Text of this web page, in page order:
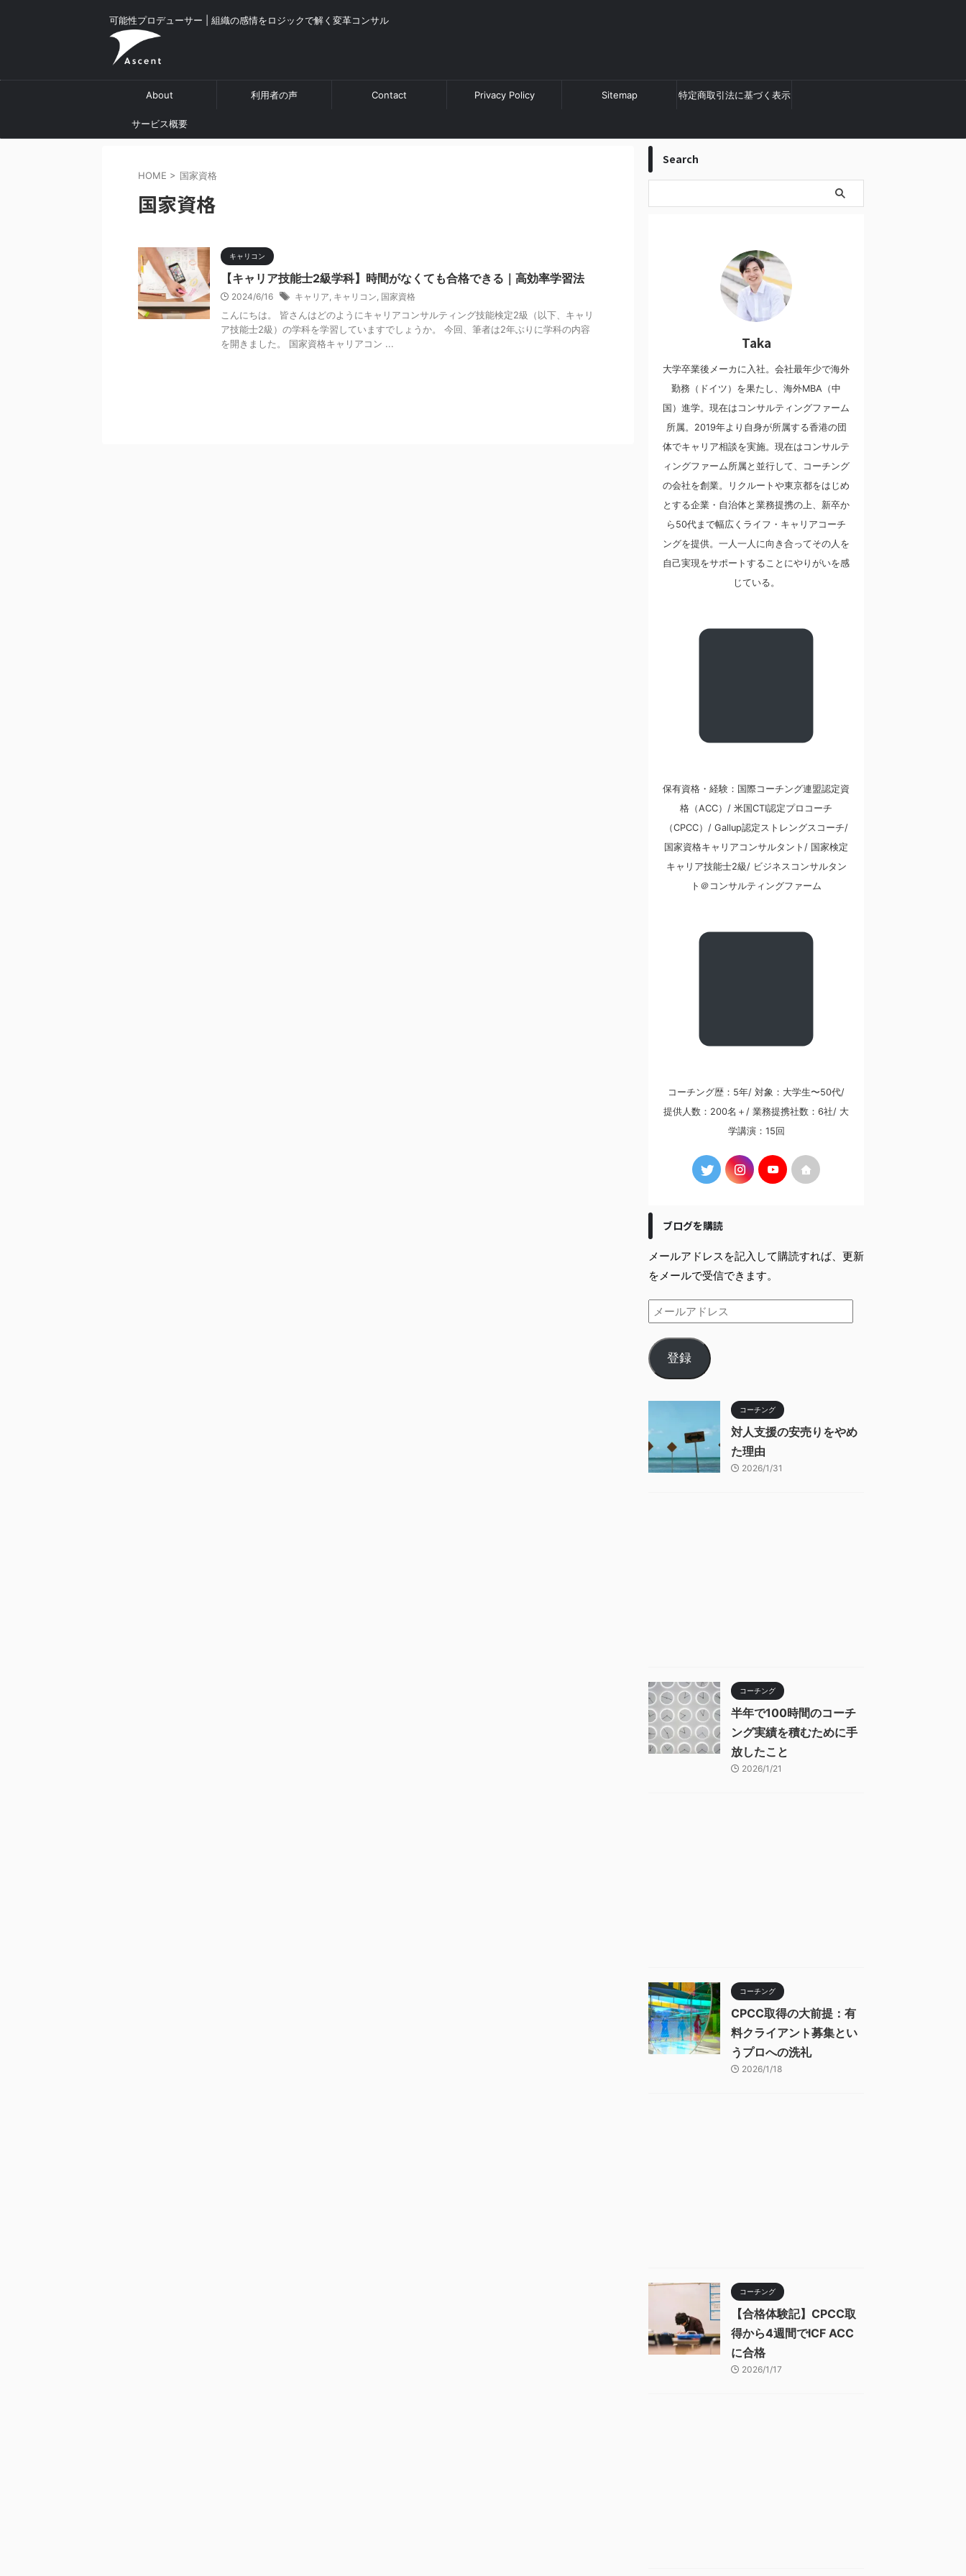
可能性プロデューサー | 組織の感情をロジックで解く変革コンサル
About 利用者の声 Contact Privacy Policy Sitemap 特定商取引法に基づく表示
サービス概要
HOME > 国家資格
国家資格
キャリコン
【キャリア技能士2級学科】時間がなくても合格できる｜高効率学習法
2024/6/16 キャリア, キャリコン, 国家資格
こんにちは。 皆さんはどのようにキャリアコンサルティング技能検定2級（以下、キャリ
ア技能士2級）の学科を学習していますでしょうか。 今回、筆者は2年ぶりに学科の内容
を開きました。 国家資格キャリアコン ...
Search
Taka
大学卒業後メーカに入社。会社最年少で海外
勤務（ドイツ）を果たし、海外MBA（中
国）進学。現在はコンサルティングファーム
所属。2019年より自身が所属する香港の団
体でキャリア相談を実施。現在はコンサルテ
ィングファーム所属と並行して、コーチング
の会社を創業。リクルートや東京都をはじめ
とする企業・自治体と業務提携の上、新卒か
ら50代まで幅広くライフ・キャリアコーチ
ングを提供。一人一人に向き合ってその人を
自己実現をサポートすることにやりがいを感
じている。
保有資格・経験：国際コーチング連盟認定資
格（ACC）/ 米国CTI認定プロコーチ
（CPCC）/ Gallup認定ストレングスコーチ/
国家資格キャリアコンサルタント/ 国家検定
キャリア技能士2級/ ビジネスコンサルタン
ト＠コンサルティングファーム
コーチング歴：5年/ 対象：大学生〜50代/
提供人数：200名＋/ 業務提携社数：6社/ 大
学講演：15回
ブログを購読
メールアドレスを記入して購読すれば、更新
をメールで受信できます。
登録
コーチング
対人支援の安売りをやめ
た理由
2026/1/31
コーチング
半年で100時間のコーチ
ング実績を積むために手
放したこと
2026/1/21
コーチング
CPCC取得の大前提：有
料クライアント募集とい
うプロへの洗礼
2026/1/18
コーチング
【合格体験記】CPCC取
得から4週間でICF ACC
に合格
2026/1/17